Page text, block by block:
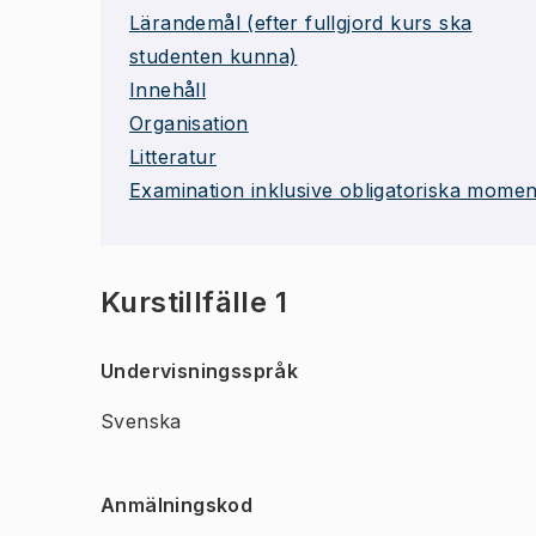
Lärandemål (efter fullgjord kurs ska
studenten kunna)
Innehåll
Organisation
Litteratur
Examination inklusive obligatoriska
Kurstillfälle 1
Undervisningsspråk
Svenska
Anmälningskod